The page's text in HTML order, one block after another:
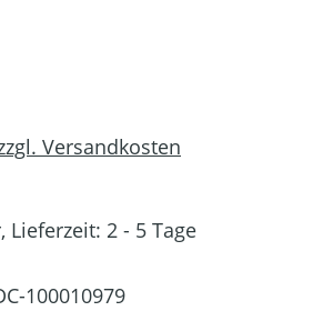
Versandkosten
Lieferzeit: 2 - 5 Tage
100010979